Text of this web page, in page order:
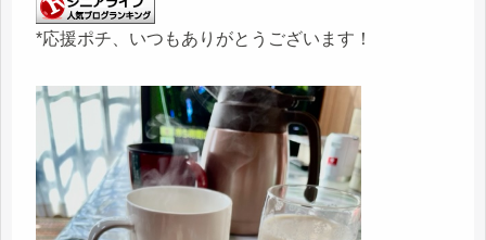
*応援ポチ、いつもありがとうございます！